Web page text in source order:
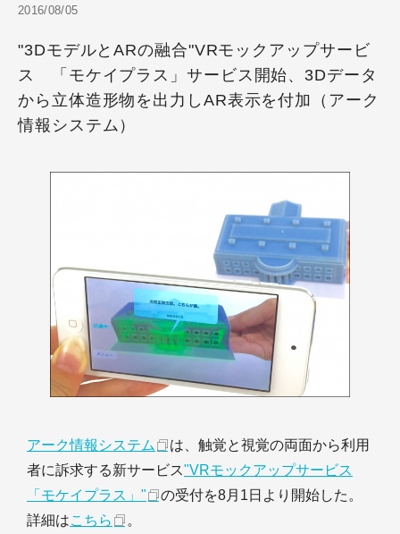
2016/08/05
"3DモデルとARの融合"VRモックアップサービ
ス 「モケイプラス」サービス開始、3Dデータ
から立体造形物を出力しAR表示を付加（アーク
情報システム）
アーク情報システム
は、触覚と視覚の両面から利用
者に訴求する新サービス"VRモックアップサービス
「モケイプラス」"
の受付を8月1日より開始した。
詳細はこちら 。